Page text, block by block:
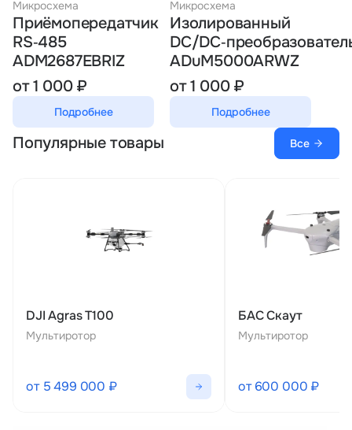
Микросхема
Приёмопередатчик
RS‑485
ADM2687EBRIZ
от 1 000 ₽
Подробнее
Микросхема
Изолированный
DC/
ADuM5000ARWZ
от 1 000 ₽
Подробнее
Популярные товары Все
DJI Agras T100
Мультиротор
от 5 499 000 ₽
БАС Скаут
Мультиротор
от 600 000 ₽